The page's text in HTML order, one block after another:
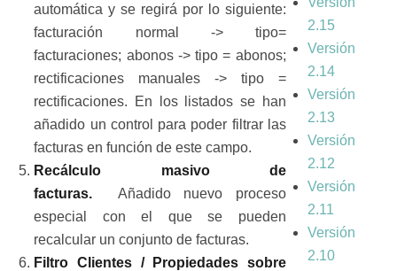
automática y se regirá por lo siguiente:
facturación normal -> tipo=
facturaciones; abonos -> tipo = abonos;
rectificaciones manuales -> tipo =
rectificaciones. En los listados se han
añadido un control para poder filtrar las
facturas en función de este campo.
Recálculo masivo de
facturas.
Añadido nuevo proceso
especial con el que se pueden
recalcular un conjunto de facturas.
Filtro Clientes / Propiedades sobre
2.15
Versión
2.14
Versión
2.13
Versión
2.12
Versión
2.11
Versión
2.10